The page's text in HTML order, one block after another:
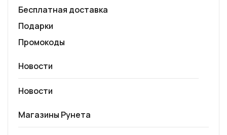
Бесплатная доставка
Подарки
Промокоды
Новости
Новости
Магазины Рунета